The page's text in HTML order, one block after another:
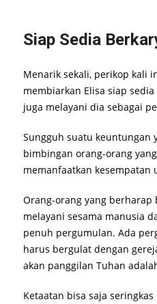
Siap Sedia
Menarik sekali, perikop kali
membiarkan Elisa siap
juga melayani dia sebagai
Sungguh suatu keuntungan
bimbingan orang-orang
memanfaatkan kesempatan
Orang-orang yang
melayani sesama manusia
penuh pergumulan. Ada
harus bergulat dengan
akan panggilan Tuhan
Ketaatan bisa saja